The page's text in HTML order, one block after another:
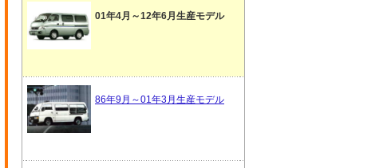
01年4月～12年6月生産モデル
86年9月～01年3月生産モデル